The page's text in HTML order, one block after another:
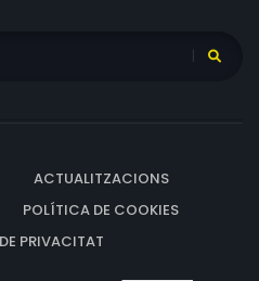
ACTUALITZACIONS
POLÍTICA DE COOKIES
PRIVACITAT